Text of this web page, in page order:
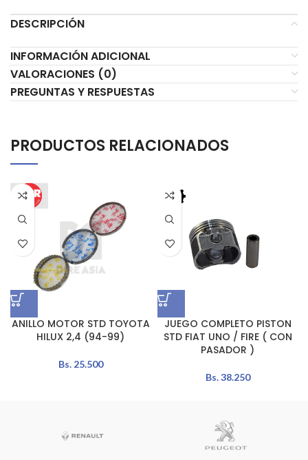
DESCRIPCIÓN
INFORMACIÓN ADICIONAL
VALORACIONES (0)
PREGUNTAS Y RESPUESTAS
PRODUCTOS RELACIONADOS
ANILLO MOTOR STD TOYOTA
HILUX 2,4 (94-99)
Bs.25.500
JUEGO COMPLETO PISTON
STD FIAT UNO / FIRE ( CON
PASADOR )
Bs.38.250